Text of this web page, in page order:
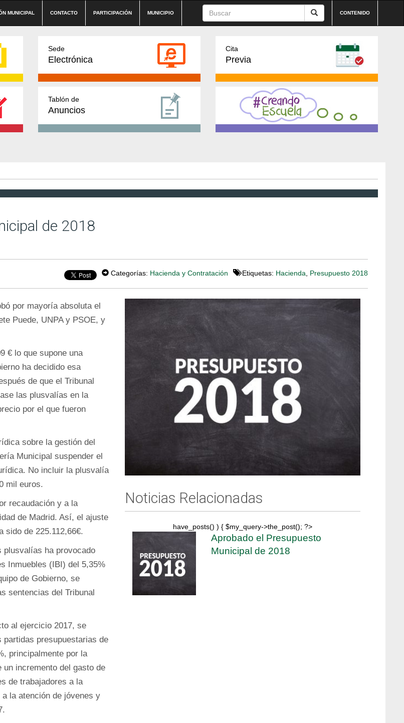
MUNICIPAL CONTACTO PARTICIPACIÓN MUNICIPIO CONTENIDO
Sede
Electrónica
Cita
Previa
Tablón de
Anuncios
de 2018
Categorías: Hacienda y Contratación Etiquetas: Hacienda Presupuesto 2018
por mayoría absoluta el
Puede, UNPA y PSOE, y
€ lo que supone una
ha decidido esa
de que el Tribunal
las plusvalías en la
por el que fueron
sobre la gestión del
Municipal suspender el
No incluir la plusvalía
mil euros.
recaudación y a la
de Madrid. Así, el ajuste
sido de 225.112,66€.
plusvalías ha provocado
Inmuebles (IBI) del 5,35%
de Gobierno, se
sentencias del Tribunal
al ejercicio 2017, se
partidas presupuestarias de
principalmente por la
incremento del gasto de
de trabajadores a la
la atención de jóvenes y
Noticias Relacionadas
have_posts() ) { $my_query->the_post(); ?>
Aprobado el Presupuesto
Municipal de 2018